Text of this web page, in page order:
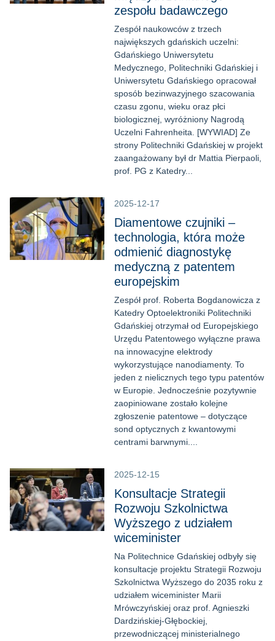
zespołu badawczego
Zespół naukowców z trzech
największych gdańskich uczelni:
Gdańskiego Uniwersytetu
Medycznego, Politechniki Gdańskiej i
Uniwersytetu Gdańskiego opracował
sposób bezinwazyjnego szacowania
czasu zgonu, wieku oraz płci
biologicznej, wyróżniony Nagrodą
Uczelni Fahrenheita. [WYWIAD] Ze
strony Politechniki Gdańskiej w projekt
zaangażowany był dr Mattia Pierpaoli,
prof. PG z Katedry...
2025-12-17
Diamentowe czujniki –
technologia, która może
odmienić diagnostykę
medyczną z patentem
europejskim
Zespół prof. Roberta Bogdanowicza z
Katedry Optoelektroniki Politechniki
Gdańskiej otrzymał od Europejskiego
Urzędu Patentowego wyłączne prawa
na innowacyjne elektrody
wykorzystujące nanodiamenty. To
jeden z nielicznych tego typu patentów
w Europie. Jednocześnie pozytywnie
zaopiniowane zostało kolejne
zgłoszenie patentowe – dotyczące
sond optycznych z kwantowymi
centrami barwnymi....
2025-12-15
Konsultacje Strategii
Rozwoju Szkolnictwa
Wyższego z udziałem
wiceminister
Na Politechnice Gdańskiej odbyły się
konsultacje projektu Strategii Rozwoju
Szkolnictwa Wyższego do 2035 roku z
udziałem wiceminister Marii
Mrówczyńskiej oraz prof. Agnieszki
Dardzińskiej-Głębockiej,
przewodniczącej ministerialnego